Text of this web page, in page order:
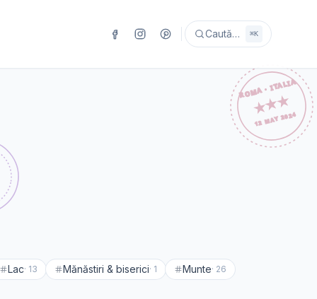
Caută… ⌘K
Lac· 13 Mănăstiri & biserici· 1 Munte· 26